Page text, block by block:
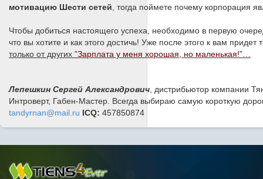
мотивацию Шести сетей , тогда поймете почему корпорация
Чтобы добиться настоящего успеха, необходимо в первую
что вы хотите и как этого достичь! Уже после этого к вам
только от других ”Зарплата у меня хорошая, но маленькая!”…
Лепешкин Сергей Александрович , дистрибьютор компании
Интроверт, Габен-Мастер. Всегда выбираю самую короткую
tandyrnan@mail.ru ICQ: 457850874